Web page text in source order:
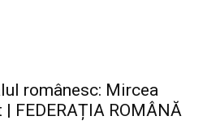
românesc: Mircea
FEDERAȚIA ROMÂNĂ